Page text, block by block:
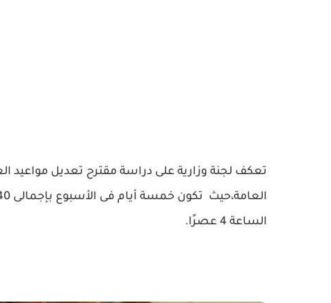
تعكف لجنة وزارية على دراسة مقترح تعديل مواعيد
الساعة 4 عصرًا.